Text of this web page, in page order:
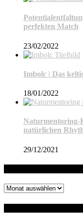
perfekten Match
23/02/2022
Imbolc | Das
18/01/2022
Naturmentoring-
natürlichen
29/12/2021
Archiv